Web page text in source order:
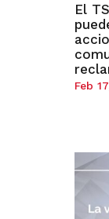
El
Feb